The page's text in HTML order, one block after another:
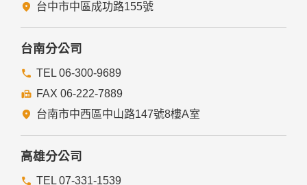
者。
本網站委託廠商協助蒐集、處理或利用您的個人資料時，將對
委外廠商或個人善盡監督管理之責。
六、Cookie之使用
為了提供您最佳的服務，本網站會在您的電腦中放置並取用我
們的Cookie，若您不願接受Cookie的寫入，您可在您使用的
瀏覽器功能項中設定隱私權等級為高，即可拒絕Cookie的寫
七、隱私權保護政策之修正
台中市中區成功路155號
台南分公司
TEL 06-300-9689
FAX 06-222-7889
台南市中西區中山路147號8樓A室
高雄分公司
TEL 07-331-1539